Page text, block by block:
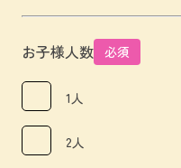
お子様人数 必須
1人
2人